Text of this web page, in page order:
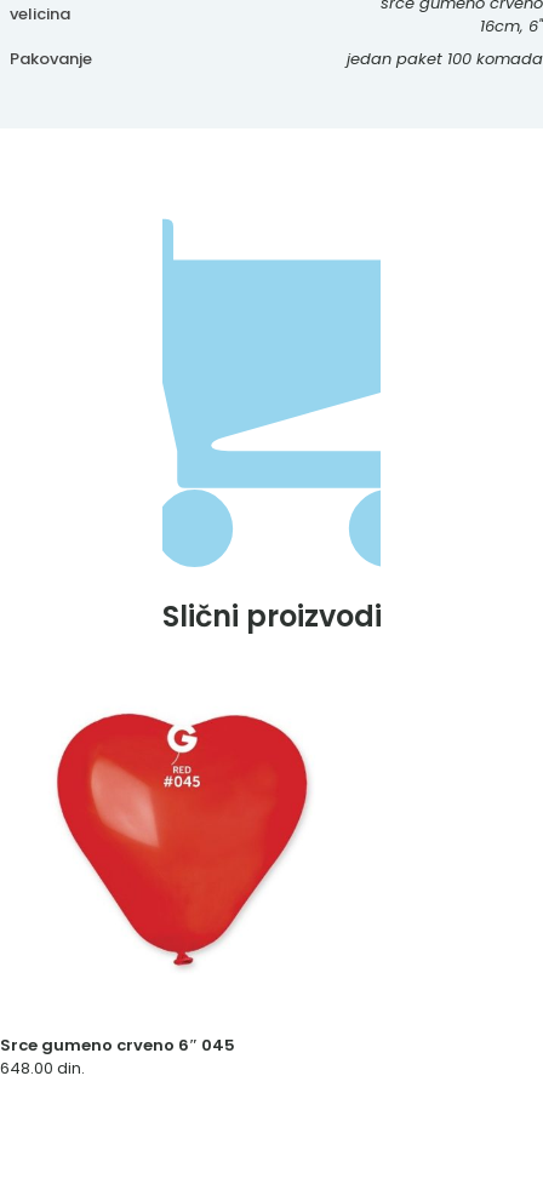
velicina
16cm, 6"
Pakovanje
jedan paket 100 komada
Slični proizvodi
Srce gumeno crveno 6″ 045
648.00 din.